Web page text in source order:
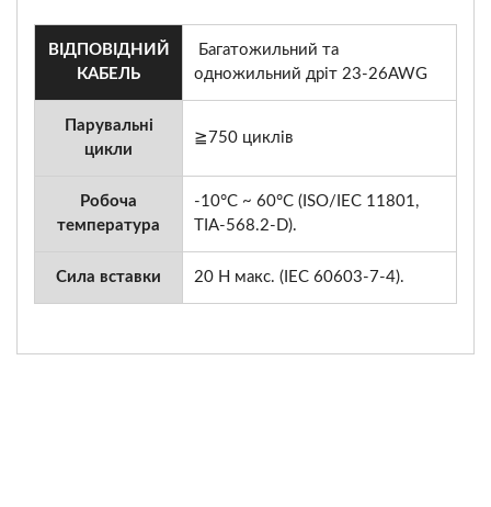
ВІДПОВІДНИЙ
КАБЕЛЬ
Багатожильний та
одножильний дріт 23-26AWG
Парувальні
цикли
≧750 циклів
Робоча
температура
-10°C ~ 60°C (ISO/IEC 11801,
TIA-568.2-D).
Сила вставки 20 Н макс. (IEC 60603-7-4).